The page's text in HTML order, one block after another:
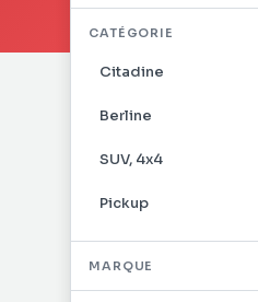
CATÉGORIE
Citadine
Berline
SUV, 4x4
Pickup
Utilitaire
MARQUE